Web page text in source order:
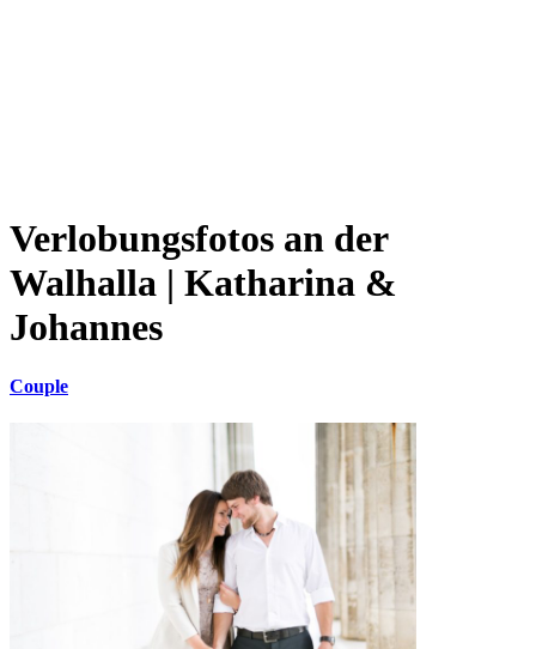
Verlobungsfotos an der
Walhalla | Katharina &
Johannes
Couple